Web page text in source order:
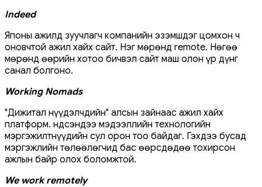
Indeed
Японы ажилд зуучлагч компанийн эзэмшдэг цомхон ч
оновчтой ажил хайх сайт. Нэг мөрөнд remote. Нөгөө
мөрөнд өөрийн хотоо бичвэл сайт маш олон үр дүнг
санал болгоно.
Working Nomads
"Дижитал нүүдэлчдийн" алсын зайнаас ажил хайх
платформ. Үндсэндээ мэдээллийн технологийн
мэргэжилтнүүдийн сул орон тоо байдаг. Гэхдээ бусад
мэргэжлийн төлөөлөгчид бас өөрсдөдөө тохирсон
ажлын байр олох боломжтой.
We work remotely